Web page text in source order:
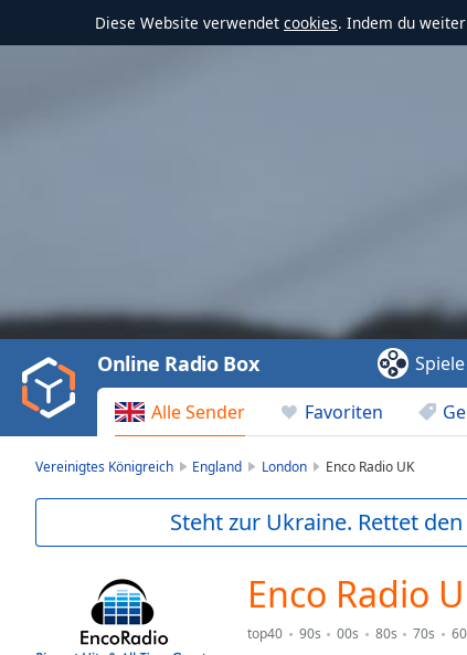
Diese Website verwendet cookies. Indem du
Play
Video
Play
Backward
Skip
Current
Alle Sender Favoriten
Online Radio Box Spiele
Vereinigtes Königreich England London Enco Radio UK
Steht zur Ukraine. Rettet
Enco Radio
top40 90s 00s 80s 70s